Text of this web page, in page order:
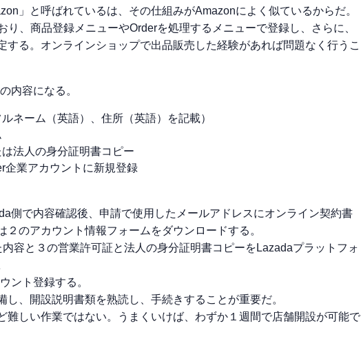
」と呼ばれているは、その仕組みがAmazonによく似ているからだ。
、商品登録メニューやOrderを処理するメニューで登録し、さらに、
する。オンラインショップで出品販売した経験があれば問題なく行うこ
内容になる。
ネーム（英語）、住所（英語）を記載）
法人の身分証明書コピー
企業アカウントに新規登録
側で内容確認後、申請で使用したメールアドレスにオンライン契約書
のアカウント情報フォームをダウンロードする。
容と３の営業許可証と法人の身分証明書コピーをLazadaプラットフォ
ント登録する。
、開設説明書類を熟読し、手続きすることが重要だ。
難しい作業ではない。うまくいけば、わずか１週間で店舗開設が可能で